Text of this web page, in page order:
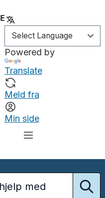
Powered by
Translate
Meld fra
Min side